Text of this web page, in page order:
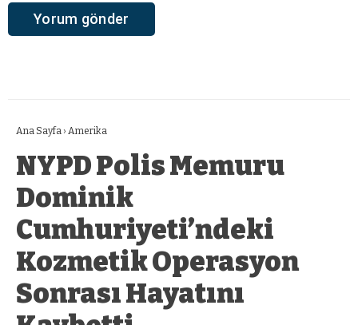
Ana Sayfa › Amerika
NYPD Polis Memuru
Dominik
Cumhuriyeti’ndeki
Kozmetik Operasyon
Sonrası Hayatını